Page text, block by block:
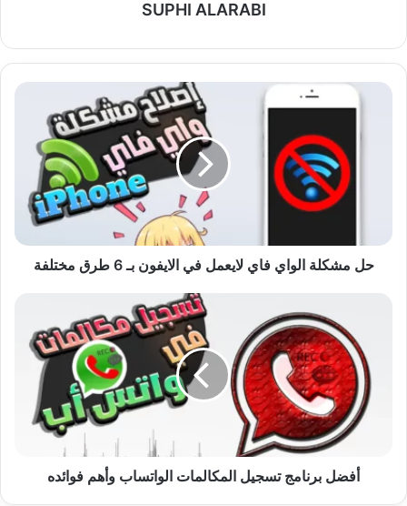
SUPHI ALARABI
حل
6
طرقحل مشكلة الواي فاي لايعمل في الايفون بـ 6 طرق مختلفة
المكالمات
الواتساب
وأهم
فوائده
أفضل برنامج تسجيل المكالمات الواتساب وأهم فوائده